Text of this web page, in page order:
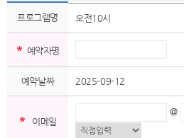
프로그램명 오전10시
* 예약자명
예약날짜 2025-09-12
* 이메일
@